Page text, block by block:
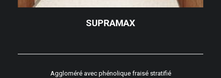
SUPRAMAX
Aggloméré avec phénolique fraisé stratifié